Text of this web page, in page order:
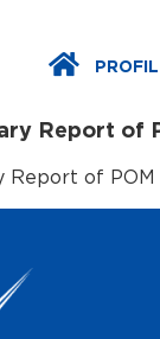
PROFIL
Report of
Report of